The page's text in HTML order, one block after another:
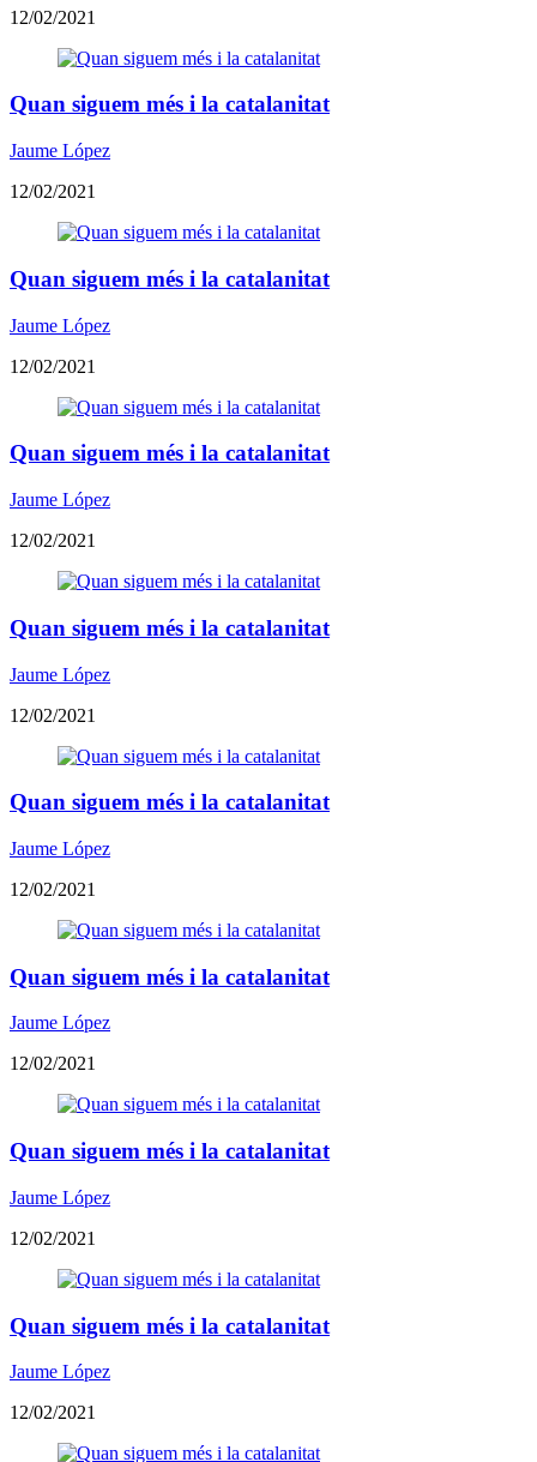
12/02/2021
Quan siguem més i la catalanitat
Jaume López
12/02/2021
Quan siguem més i la catalanitat
Jaume López
12/02/2021
Quan siguem més i la catalanitat
Jaume López
12/02/2021
Quan siguem més i la catalanitat
Jaume López
12/02/2021
Quan siguem més i la catalanitat
Jaume López
12/02/2021
Quan siguem més i la catalanitat
Jaume López
12/02/2021
Quan siguem més i la catalanitat
Jaume López
12/02/2021
Quan siguem més i la catalanitat
Jaume López
12/02/2021